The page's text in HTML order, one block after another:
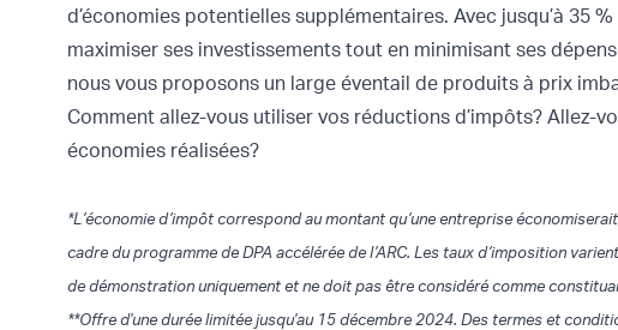
d’économies potentielles supplémentaires. Avec jusqu’à 35
maximiser ses investissements tout en minimisant ses
nous vous proposons un large éventail de produits à prix
Comment allez-vous utiliser vos réductions d’impôts?
économies réalisées?
*L’économie d’impôt correspond au montant qu’une entreprise
cadre du programme de DPA accélérée de l’ARC. Les taux d’imposition
de démonstration uniquement et ne doit pas être considéré comme
**Offre d'une durée limitée jusqu'au 15 décembre 2024. Des termes et